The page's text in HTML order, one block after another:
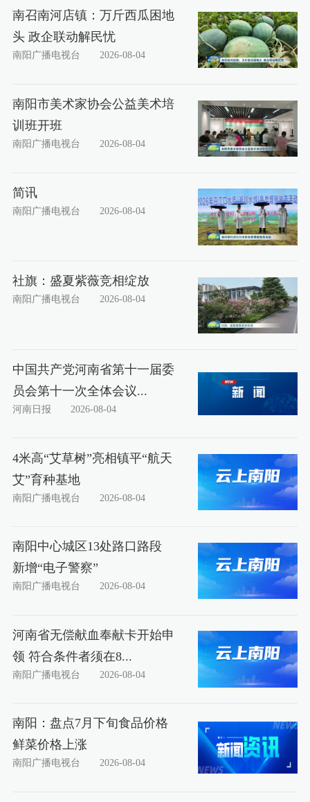
南召南河店镇：万斤西瓜困地
头 政企联动解民忧
南阳广播电视台 2026-08-04
南阳市美术家协会公益美术培
训班开班
南阳广播电视台 2026-08-04
简讯
南阳广播电视台 2026-08-04
社旗：盛夏紫薇竞相绽放
南阳广播电视台 2026-08-04
中国共产党河南省第十一届委
员会第十一次全体会议...
河南日报 2026-08-04
4米高“艾草树”亮相镇平“航天
艾”育种基地
南阳广播电视台 2026-08-04
南阳中心城区13处路口路段
新增“电子警察”
南阳广播电视台 2026-08-04
河南省无偿献血奉献卡开始申
领 符合条件者须在8...
南阳广播电视台 2026-08-04
南阳：盘点7月下旬食品价格
鲜菜价格上涨
南阳广播电视台 2026-08-04